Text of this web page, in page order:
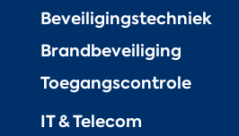
Beveiligingstechniek
Brandbeveiliging
Toegangscontrole
IT & Telecom